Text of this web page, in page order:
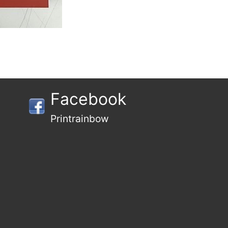
Facebook
Printrainbow